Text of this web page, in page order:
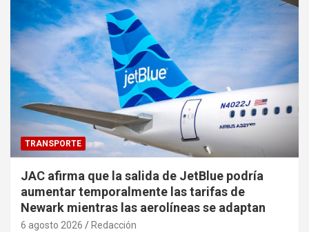
TRANSPORTE
JAC afirma que la salida de JetBlue podría
aumentar temporalmente las tarifas de
Newark mientras las aerolíneas se adaptan
6 agosto 2026 Redacción